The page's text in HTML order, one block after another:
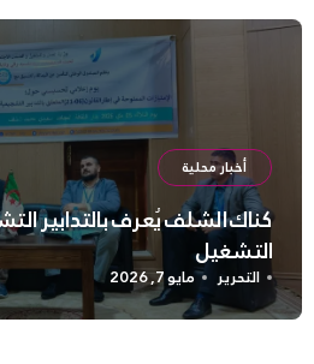
أخبار محلية
كناك الشلف يُعرف بالتدابير
التشغيل
التحرير مايو 7, 2026